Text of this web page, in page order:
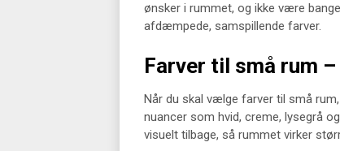
ønsker i rummet, og ikke være
afdæmpede, samspillende farver.
Farver til små rum
Når du skal vælge farver til små
nuancer som hvid, creme, lysegrå
visuelt tilbage, så rummet virker